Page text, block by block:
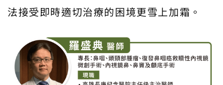
法接受即時適切治療的困境更雪上加霜。